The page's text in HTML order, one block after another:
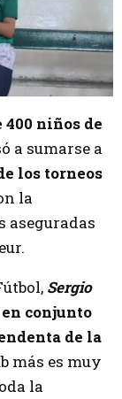
400 niños de
a sumarse a
los torneos
la
aseguradas
Sergio
conjunto
de la
más es muy
la